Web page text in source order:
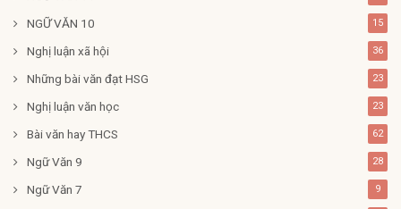
NGỮ VĂN 10 15
Nghị luận xã hội 36
Những bài văn đạt HSG 23
Nghị luận văn học 23
Bài văn hay THCS 62
Ngữ Văn 9 28
Ngữ Văn 7 9